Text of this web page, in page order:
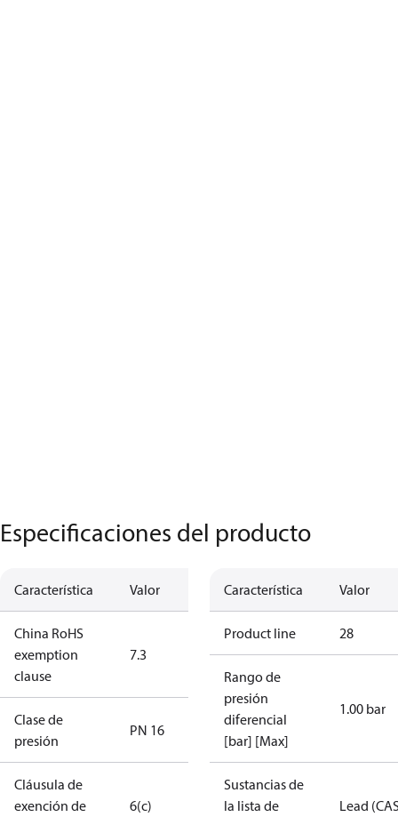
Especificaciones del producto
Característica Valor
China RoHS
exemption
clause
7.3
Clase de
presión
PN 16
Cláusula de
exención de
6(c)
Característica Valor
Product line 28
Rango de
presión
diferencial
[bar] [Max]
1.00 bar
Sustancias de
la lista de
Lead